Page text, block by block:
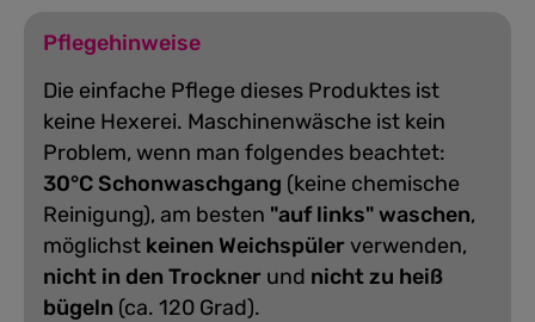
Pflegehinweise
Die einfache Pflege dieses Produktes ist
keine Hexerei. Maschinenwäsche ist kein
Problem, wenn man folgendes beachtet:
30°C Schonwaschgang (keine chemische
Reinigung), am besten "auf links" waschen,
möglichst keinen Weichspülerverwenden,
nicht in den Trockner und nicht zu heiß
bügeln (ca. 120 Grad).